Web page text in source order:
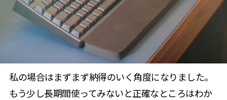
私の場合はまずまず納得のいく角度になりました。
もう少し長期間使ってみないと正確なところはわか